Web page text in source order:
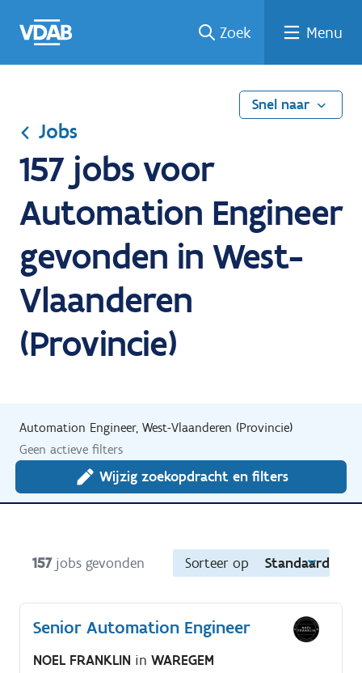
naar
een
een
job
naar
Zoek Menu
Snel naar
Jobs
157 jobs voor
Automation Engineer
gevonden in West-
Vlaanderen
(Provincie)
Automation Engineer, West-Vlaanderen (Provincie)
Geen actieve filters
Wijzig zoekopdracht en filters
157 jobs gevonden Sorteer op Standaard
Senior Automation Engineer
NOEL FRANKLIN in WAREGEM